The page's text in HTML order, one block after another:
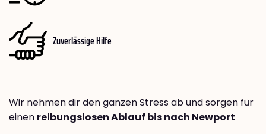
Zuverlässige Hilfe
Wir nehmen dir den ganzen Stress ab und sorgen für
einen reibungslosen Ablauf bis nach Newport